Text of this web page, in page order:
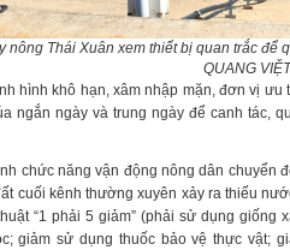
nông Thái Xuân xem thiết bị quan trắc để
QUANG
hình khô hạn, xâm nhập mặn, đơn vị
ngắn ngày và trung ngày để canh tác,
chức năng vận động nông dân chuyển
cuối kênh thường xuyên xảy ra thiếu
“1 phải 5 giảm” (phải sử dụng
giảm sử dụng thuốc bảo vệ thực vật;